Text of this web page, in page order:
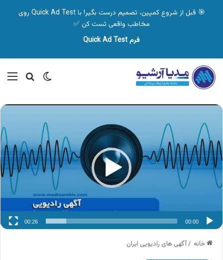
🎯 قبل از شروع کمپین، تصمیم درست بگیر! با Quick Ad Test روی
مخاطب واقعی تست کن ✅
فرم Quick Ad Test
تغییر پوسته
نمایشگر
ویدیو
00:00
00:26
خانه /آگهی های رادیویی ایران